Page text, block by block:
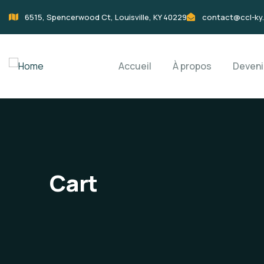
6515, Spencerwood Ct, Louisville, KY 40229 contact@ccl-
Accueil À propos
Cart